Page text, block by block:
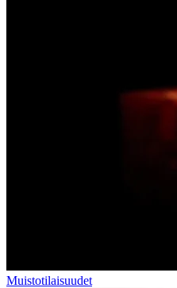
Muistotilaisuudet